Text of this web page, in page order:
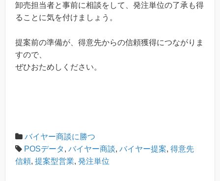
卸売担当者と事前に相談をして、発注単位の了承も得
ることに気を付けましょう。
提案前の準備が、得意先からの信頼獲得につながりま
すので、
ぜひおためしください。
バイヤー商談に勝つ
POSデータ, バイヤー商談, バイヤー提案, 得意先
信頼, 提案型営業, 発注単位